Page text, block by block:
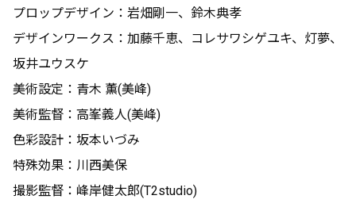
プロップデザイン：岩畑剛一、鈴木典孝
デザインワークス：加藤千恵、コレサワシゲユキ、灯夢、
坂井ユウスケ
美術設定：青木 薫(美峰)
美術監督：高峯義人(美峰)
色彩設計：坂本いづみ
特殊効果：川西美保
撮影監督：峰岸健太郎(T2studio)